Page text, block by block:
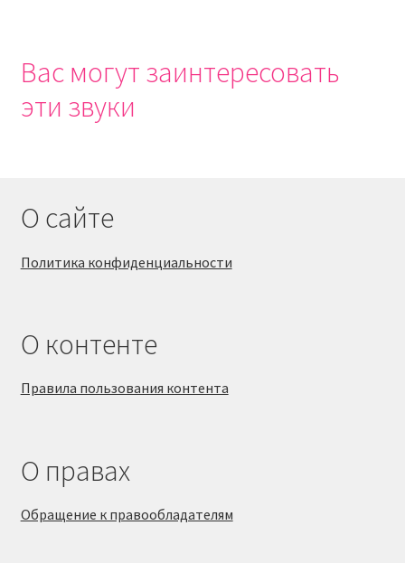
Вас могут заинтересовать
эти звуки
О сайте
Политика конфиденциальности
О контенте
Правила пользования контента
О правах
Обращение к правообладателям